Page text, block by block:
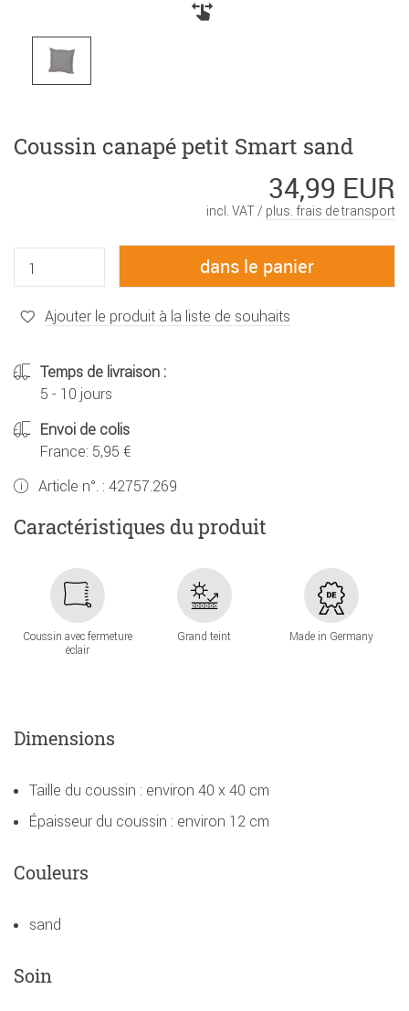
Coussin canapé petit Smart sand
34,99 EUR
incl. VAT / plus. frais de transport
Ajouter le produit à la liste de souhaits
Temps de livraison :
5 - 10 jours
Envoi de colis
France: 5,95 €
Article n°. : 42757.269
Caractéristiques du produit
Coussin avec fermeture
éclair
Grand teint Made in Germany
Dimensions
Taille du coussin : environ 40 x 40 cm
Épaisseur du coussin : environ 12 cm
Couleurs
sand
Soin